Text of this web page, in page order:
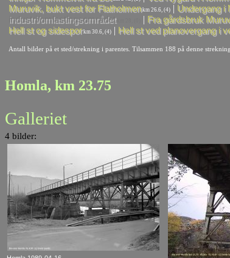
Muruvik, bukt vest for Flatholmenkm 26.6, (4) | Undergang i
industri/omlastingsområdetkm 28, (0) | Fra gårdsbruk
Hell st og sidesporkm 30.6, (4) | Hell st ved planovergang i
Antall bilder på et sted/strekning i parentes. Tilsammen 188 på denne
Homla, km 23.75
Galleriet
4 bilder: